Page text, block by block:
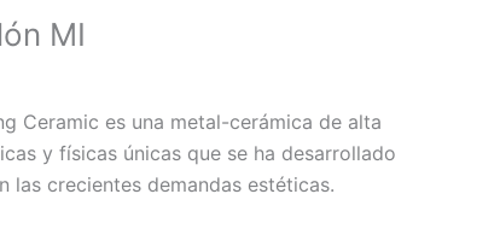
MI
Ceramic es una metal-cerámica de alta
y físicas únicas que se ha desarrollado
las crecientes demandas estéticas.